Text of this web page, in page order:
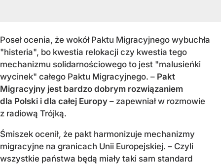
Poseł ocenia, że wokół Paktu Migracyjnego wybuchła
"histeria", bo kwestia relokacji czy kwestia tego
mechanizmu solidarnościowego to jest "malusieńki
wycinek" całego Paktu Migracyjnego. – Pakt
Migracyjny jest bardzo dobrym rozwiązaniem
dla Polski i dla całej Europy – zapewniał w rozmowie
z radiową Trójką.
Śmiszek ocenił, że pakt harmonizuje mechanizmy
migracyjne na granicach Unii Europejskiej. – Czyli
wszystkie państwa będą miały taki sam standard